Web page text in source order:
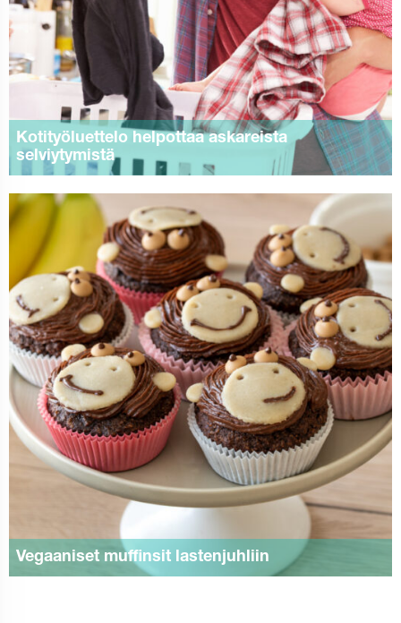
Kotityöluettelo helpottaa askareista
selviytymistä
Vegaaniset muffinsit lastenjuhliin